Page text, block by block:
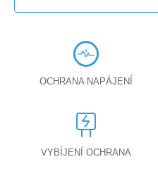
OCHRANA NAPÁJENÍ
VYBÍJENÍ OCHRANA